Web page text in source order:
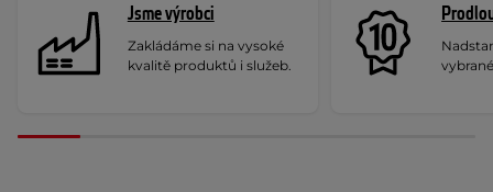
Jsme výrobci
Zakládáme si na vysoké
kvalitě produktů i služeb.